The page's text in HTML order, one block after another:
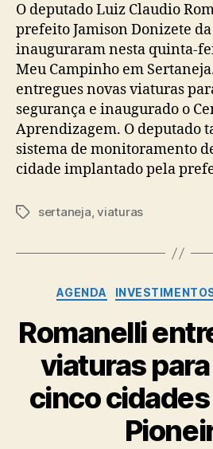
O deputado Luiz Claudio
prefeito Jamison Donizete da
inauguraram nesta quinta-
Meu Campinho em
entregues novas viaturas
segurança e inaugurado o
Aprendizagem. O deputado
sistema de monitoramento
cidade implantado pela
Tagssertaneja,viaturas
AGENDA
Romanelli
viaturas para
cinco